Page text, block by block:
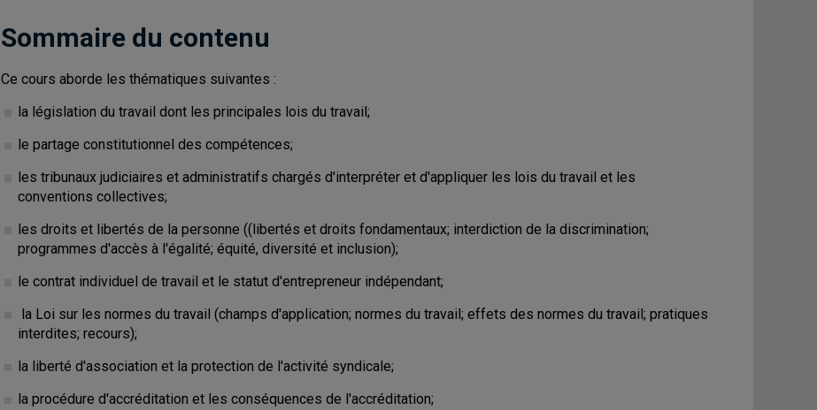
Sommaire du contenu
Ce cours aborde les thématiques suivantes :
la législation du travail dont les principales lois du travail;
le partage constitutionnel des compétences;
les tribunaux judiciaires et administratifs chargés d'interpréter et d'appliquer les lois du travail et les
conventions collectives;
les droits et libertés de la personne ((libertés et droits fondamentaux; interdiction de la discrimination;
programmes d'accès à l'égalité; équité, diversité et inclusion);
le contrat individuel de travail et le statut d'entrepreneur indépendant;
la Loi sur les normes du travail (champs d'application; normes du travail; effets des normes du travail; pratiques
interdites; recours);
la liberté d'association et la protection de l'activité syndicale;
la procédure d'accréditation et les conséquences de l'accréditation;